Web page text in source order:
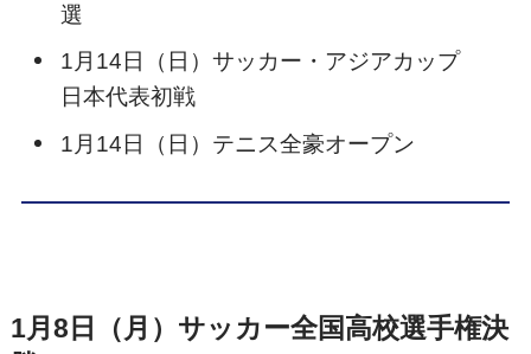
選
1月14日（日）サッカー・アジアカップ
日本代表初戦
1月14日（日）テニス全豪オープン
1月8日（月）サッカー全国高校選手権決